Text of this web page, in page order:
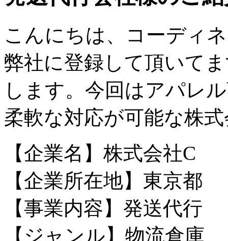
こんにちは、コーディ
弊社に登録して頂いて
します。今回はアパレ
柔軟な対応が可能な株
【企業名】株式会社C
【企業所在地】東京都
【事業内容】発送代行
【ジャンル】物流倉庫